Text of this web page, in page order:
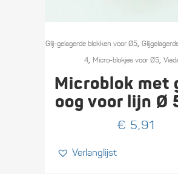
Glij-gelagerde blokken voor Ø5,
4, Micro-blokjes voor Ø5,
Microblok met
oog voor lijn Ø
€ 5,91
Verlanglijst